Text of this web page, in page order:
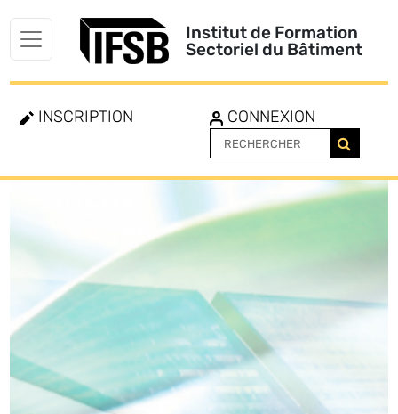
Institut de Formation
Sectoriel du Bâtiment
INSCRIPTION CONNEXION